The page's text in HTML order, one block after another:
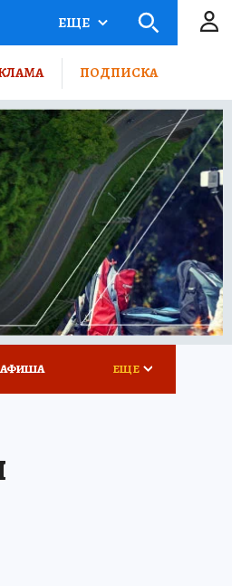
КП
ЕЩЕ
ПОДПИСКА
АФИША ЕЩЕ